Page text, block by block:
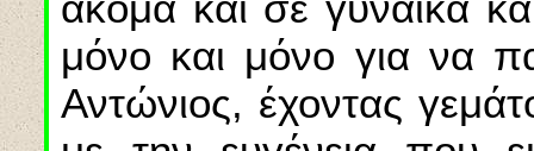
μόνο και μόνο για να
Αντώνιος, έχοντας